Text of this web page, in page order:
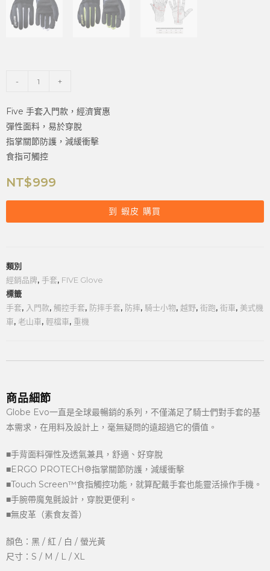
- +
Five 手套入門款，經濟實惠
彈性面料，易於穿脫
指掌關節防護，減緩衝擊
食指可觸控
NT$999
到 蝦皮 購買
類別
經銷品牌, 手套, FIVE Glove
標籤
手套, 入門款, 觸控手套, 防摔手套, 防摔, 騎士小物, 越野, 街跑, 街車, 美式機
車, 老山車, 輕檔車, 重機
商品細節
Globe Evo一直是全球最暢銷的系列，不僅滿足了騎士們對手套的基
本需求，在用料及設計上，毫無疑問的遠超過它的價值。
■手背面料彈性及透氣兼具，舒適、好穿脫
■ERGO PROTECH®指掌關節防護，減緩衝擊
■Touch Screen™食指觸控功能，就算配戴手套也能靈活操作手機。
■手腕帶魔鬼氈設計，穿脫更便利。
■無皮革（素食友善）
顏色：黑 / 紅 / 白 / 螢光黃
尺寸：S / M / L / XL